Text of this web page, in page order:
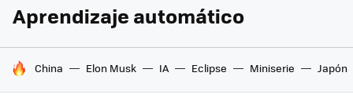
Aprendizaje automático
HOY SE HABLA DE
China Elon Musk IA Eclipse Miniserie Japón